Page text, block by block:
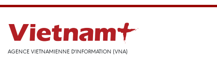
AGENCE VIETNAMIENNE D'INFORMATION (VNA)